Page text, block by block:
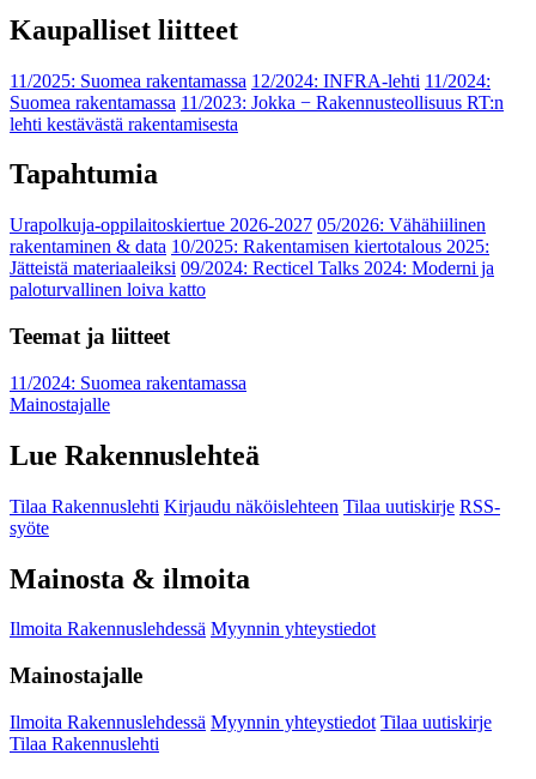
Kaupalliset liitteet
11/2025: Suomea rakentamassa 12/2024: INFRA-lehti 11/2024:
Suomea rakentamassa 11/2023: Jokka − Rakennusteollisuus RT:n
lehti kestävästä rakentamisesta
Tapahtumia
Urapolkuja-oppilaitoskiertue 2026-2027 05/2026: Vähähiilinen
rakentaminen & data 10/2025: Rakentamisen kiertotalous 2025:
Jätteistä materiaaleiksi 09/2024: Recticel Talks 2024: Moderni ja
paloturvallinen loiva katto
Teemat ja liitteet
11/2024: Suomea rakentamassa
Mainostajalle
Lue Rakennuslehteä
Tilaa Rakennuslehti Kirjaudu näköislehteen Tilaa uutiskirje RSS-
syöte
Mainosta & ilmoita
Ilmoita Rakennuslehdessä Myynnin yhteystiedot
Mainostajalle
Ilmoita Rakennuslehdessä Myynnin yhteystiedot Tilaa uutiskirje
Tilaa Rakennuslehti